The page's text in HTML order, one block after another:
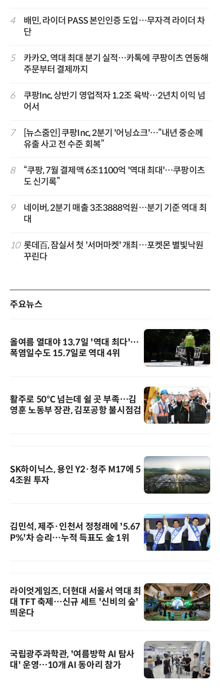
4
배민, 라이더 PASS 본인인증 도입…무자격 라이더 차
단
5
카카오, 역대 최대 분기 실적…카톡에 쿠팡이츠 연동해
주문부터 결제까지
6
쿠팡Inc, 상반기 영업적자 1.2조 육박…2년치 이익 넘
어서
7
[뉴스줌인] 쿠팡Inc, 2분기 '어닝쇼크'…“내년 중순께
유출 사고 전 수준 회복”
8
“쿠팡, 7월 결제액 6조1100억 '역대 최대'…쿠팡이츠
도 신기록”
9
네이버, 2분기 매출 3조3888억원…분기 기준 역대 최
대
10 롯데百, 잠실서 첫 '서머마켓' 개최…포켓몬 별빛낙원
꾸린다
주요뉴스
올여름 열대야 13.7일 '역대 최다'…
폭염일수도 15.7일로 역대 4위
활주로 50℃ 넘는데 쉴 곳 부족…김
영훈 노동부 장관, 김포공항 불시점검
SK하이닉스, 용인 Y2·청주 M17에 5
4조원 투자
김민석, 제주·인천서 정청래에 '5.67
P%'차 승리…누적 득표도 金 1위
라이엇게임즈, 더현대 서울서 역대 최
대 TFT 축제…신규 세트 '신비의 숲'
띄운다
국립광주과학관, '여름방학 AI 탐사
대' 운영…10개 AI 동아리 참가